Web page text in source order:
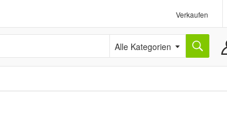
Verkaufen
Alle Kategorien